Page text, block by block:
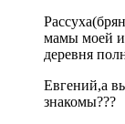
мамы моей и
деревня
Евгений,а
знакомы???